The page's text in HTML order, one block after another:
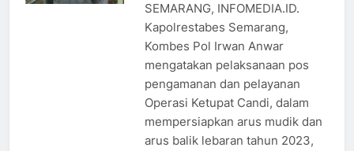
SEMARANG, INFOMEDIA.ID.
Kapolrestabes Semarang,
Kombes Pol Irwan Anwar
mengatakan pelaksanaan pos
pengamanan dan pelayanan
Operasi Ketupat Candi, dalam
mempersiapkan arus mudik dan
arus balik lebaran tahun 2023,